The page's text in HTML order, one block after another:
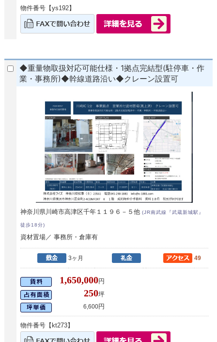
物件番号【ys192】
◆重量物取扱対応可能仕様・1拠点完結型(駐停車・作
業・事務所)◆幹線道路沿い◆クレーン設置可
神奈川県川崎市高津区千年１１９６－５他(JR南武線『武蔵新城駅』
徒歩18分)
資材置場／ 事務所・倉庫有
3ヶ月 49
1,650,000円
250坪
6,600円
物件番号【kt273】